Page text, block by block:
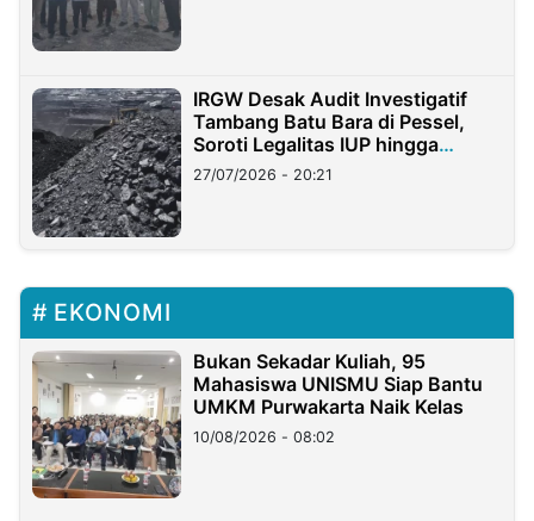
IRGW Desak Audit Investigatif
Tambang Batu Bara di Pessel,
Soroti Legalitas IUP hingga
Stockpile
27/07/2026 - 20:21
EKONOMI
Bukan Sekadar Kuliah, 95
Mahasiswa UNISMU Siap Bantu
UMKM Purwakarta Naik Kelas
10/08/2026 - 08:02